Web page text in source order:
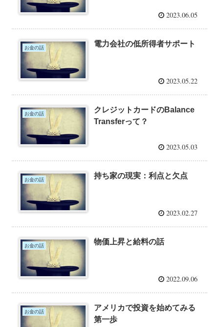
2023.06.05
お金の話 電力会社の低所得者サポート
2023.05.22
お金の話
クレジットカードのBalance
Transferって？
2023.05.03
お金の話 持ち家の現実：利点と欠点
2023.02.27
お金の話 物価上昇と給料の話
2022.09.06
お金の話
アメリカで投資を始めてみる
第一歩